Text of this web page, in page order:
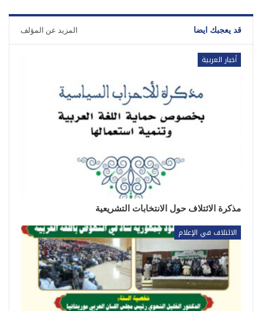
قد يعجبك ايضا المزيد عن المؤلف
أخبار العربية
مذكرة الائتلاف حول الانتخابات التشريعية
الائتلاف في الإعلام